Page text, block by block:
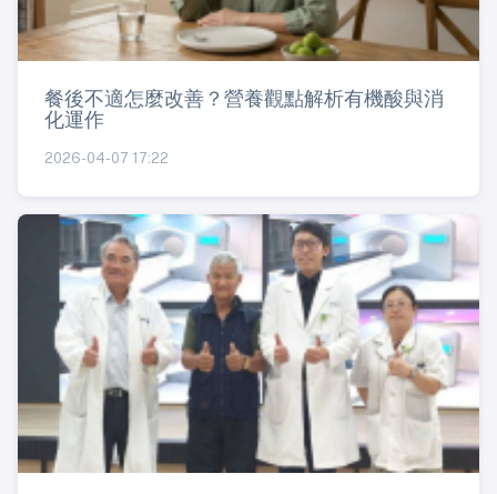
餐後不適怎麼改善？營養觀點解析有機酸與消
化運作
2026-04-07 17:22